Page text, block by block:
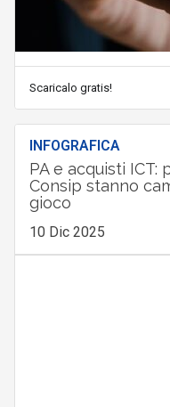
Scaricalo gratis!
INFOGRAFICA
PA e acquisti ICT:
Consip stanno
gioco
10 Dic 2025